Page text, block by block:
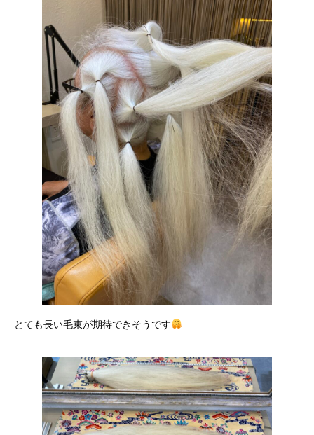
とても長い毛束が期待できそうです